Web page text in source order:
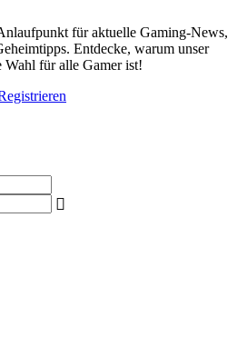
für aktuelle Gaming-News,
Entdecke, warum unser
Wahl für alle Gamer ist!